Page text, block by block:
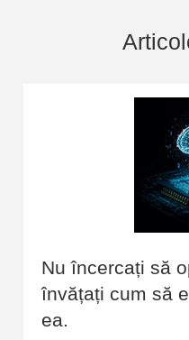
Nu încercați să
învățați cum să
ea.